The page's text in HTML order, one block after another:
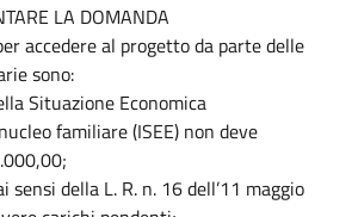
LA DOMANDA
accedere al progetto da parte delle
sono:
Situazione Economica
familiare (ISEE) non deve
sensi della L. R. n. 16 dell’11 maggio